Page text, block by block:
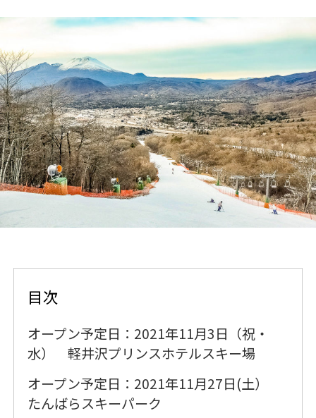
目次
オープン予定日：2021年11月3日（祝・
水） 軽井沢プリンスホテルスキー場
オープン予定日：2021年11月27日(土）
たんばらスキーパーク